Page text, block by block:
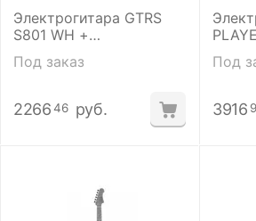
Электрогитара GTRS
S801 WH +
комбоусилитель Mooer
GCA5 BK
Под заказ
2266 46 руб.
BLK
Под
3916